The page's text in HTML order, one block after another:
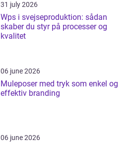
31 july 2026
Wps i svejseproduktion: sådan
skaber du styr på processer og
kvalitet
06 june 2026
Muleposer med tryk som enkel og
effektiv branding
06 june 2026